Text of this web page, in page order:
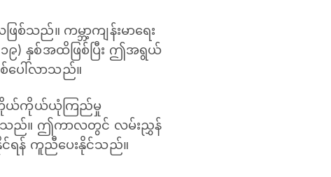
8
to
HEALTH is delighted to
announce the...
ည်။ ကမ္ဘာ့ကျန်းမာရေး
) နှစ်အထိဖြစ်ပြီး ဤအရွယ်
စ်ပေါ်လာသည်။
ကိုယ်ကိုယ်ယုံကြည်မှု
စ်သည်။ ဤကာလတွင် လမ်းညွှန်
နိုင်ရန် ကူညီပေးနိုင်သည်။